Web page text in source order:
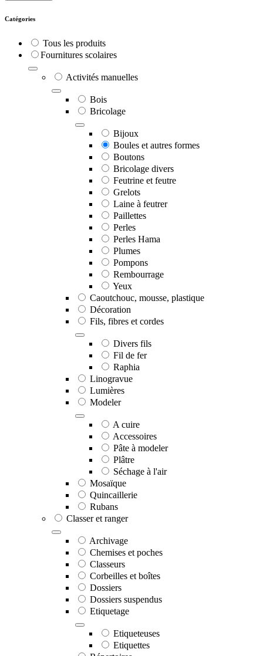
Catégories
Tous les produits
​Fournitures scolaires
Activités manuelles
Bois
Bricolage
Bijoux
Boules et autres formes
Boutons
Bricolage divers
Feutrine et feutre
Grelots
Laine à feutrer
Paillettes
Perles
Perles Hama
Plumes
Pompons
Rembourrage
Yeux
Caoutchouc, mousse, plastique
Décoration
Fils, fibres et cordes
Divers fils
Fil de fer
Raphia
Linogravue
Lumières
Modeler
A cuire
Accessoires
Pâte à modeler
Plâtre
Séchage à l'air
Mosaïque
Quincaillerie
Rubans
Classer et ranger
Archivage
Chemises et poches
Classeurs
Corbeilles et boîtes
Dossiers
Dossiers suspendus
Etiquetage
Etiqueteuses
Etiquettes